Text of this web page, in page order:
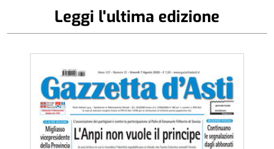
Leggi l'ultima edizione